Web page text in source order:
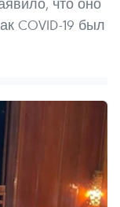
что оно
COVID-19 был